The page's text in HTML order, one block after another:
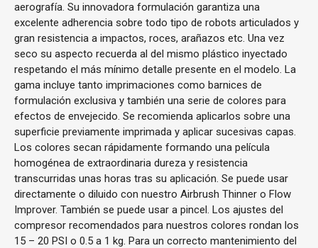
aerografía. Su innovadora formulación garantiza una
excelente adherencia sobre todo tipo de robots articulados y
gran resistencia a impactos, roces, arañazos etc. Una vez
seco su aspecto recuerda al del mismo plástico inyectado
respetando el más mínimo detalle presente en el modelo. La
gama incluye tanto imprimaciones como barnices de
formulación exclusiva y también una serie de colores para
efectos de envejecido. Se recomienda aplicarlos sobre una
superficie previamente imprimada y aplicar sucesivas capas.
Los colores secan rápidamente formando una película
homogénea de extraordinaria dureza y resistencia
transcurridas unas horas tras su aplicación. Se puede usar
directamente o diluido con nuestro Airbrush Thinner o Flow
Improver. También se puede usar a pincel. Los ajustes del
compresor recomendados para nuestros colores rondan los
15 – 20 PSI o 0.5 a 1 kg. Para un correcto mantenimiento del